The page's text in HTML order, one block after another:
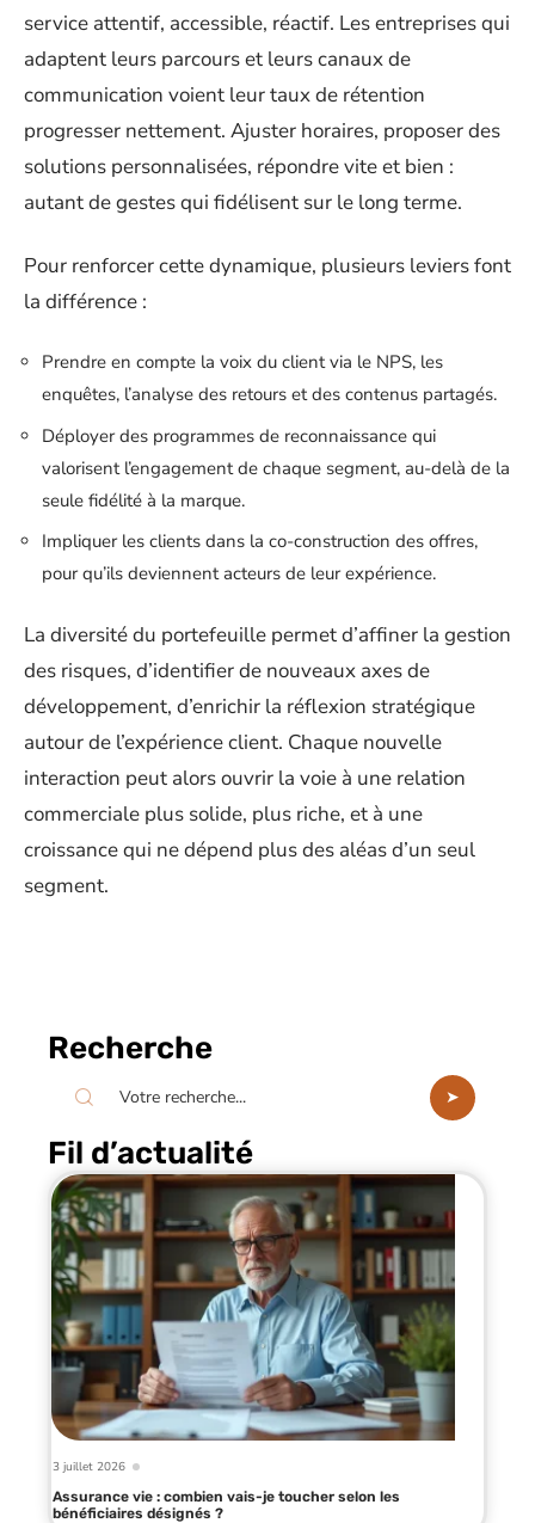
service attentif, accessible, réactif. Les entreprises qui
adaptent leurs parcours et leurs canaux de
communication voient leur taux de rétention
progresser nettement. Ajuster horaires, proposer des
solutions personnalisées, répondre vite et bien :
autant de gestes qui fidélisent sur le long terme.
Pour renforcer cette dynamique, plusieurs leviers font
la différence :
Prendre en compte la voix du client via le NPS, les
enquêtes, l’analyse des retours et des contenus partagés.
Déployer des programmes de reconnaissance qui
valorisent l’engagement de chaque segment, au-delà de la
seule fidélité à la marque.
Impliquer les clients dans la co-construction des offres,
pour qu’ils deviennent acteurs de leur expérience.
La diversité du portefeuille permet d’affiner la gestion
des risques, d’identifier de nouveaux axes de
développement, d’enrichir la réflexion stratégique
autour de l’expérience client. Chaque nouvelle
interaction peut alors ouvrir la voie à une relation
commerciale plus solide, plus riche, et à une
croissance qui ne dépend plus des aléas d’un seul
segment.
Recherche
Fil d’actualité
3 juillet 2026
Assurance vie : combien vais-je toucher selon les
bénéficiaires désignés ?